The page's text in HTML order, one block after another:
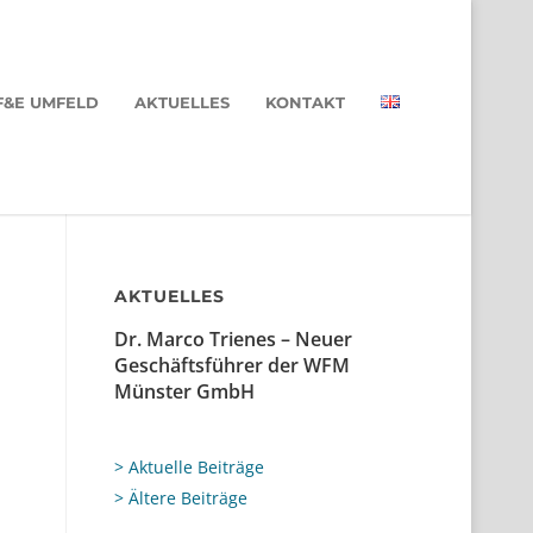
UMFELD AKTUELLES KONTAKT
AKTUELLES
Dr. Marco Trienes – Neuer
Geschäftsführer der WFM
Münster GmbH
> Aktuelle Beiträge
> Ältere Beiträge